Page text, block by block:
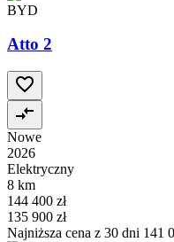
BYD
Atto 2
Nowe
2026
Elektryczny
8 km
144 400 zł
135 900 zł
Najniższa cena z 30 dni 141